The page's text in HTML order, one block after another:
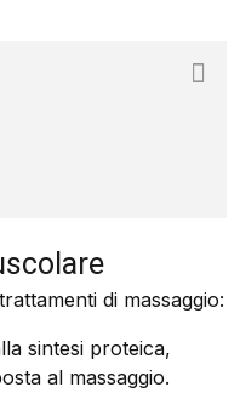
di massaggio:
sintesi proteica,
al massaggio.